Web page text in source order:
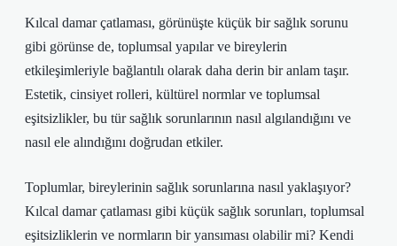
Kılcal damar çatlaması, görünüşte küçük bir sağlık sorunu
gibi görünse de, toplumsal yapılar ve bireylerin
etkileşimleriyle bağlantılı olarak daha derin bir anlam taşır.
Estetik, cinsiyet rolleri, kültürel normlar ve toplumsal
eşitsizlikler, bu tür sağlık sorunlarının nasıl algılandığını ve
nasıl ele alındığını doğrudan etkiler.
Toplumlar, bireylerinin sağlık sorunlarına nasıl yaklaşıyor?
Kılcal damar çatlaması gibi küçük sağlık sorunları, toplumsal
eşitsizliklerin ve normların bir yansıması olabilir mi? Kendi